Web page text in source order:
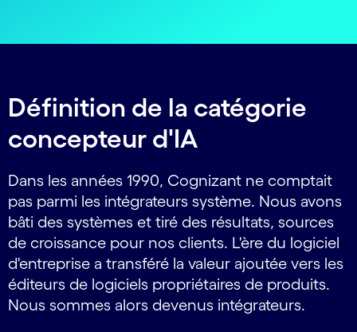
Définition de la catégorie
concepteur d'IA
Dans les années 1990, Cognizant ne comptait
pas parmi les intégrateurs système. Nous avons
bâti des systèmes et tiré des résultats, sources
de croissance pour nos clients. L'ère du logiciel
d'entreprise a transféré la valeur ajoutée vers les
éditeurs de logiciels propriétaires de produits.
Nous sommes alors devenus intégrateurs.